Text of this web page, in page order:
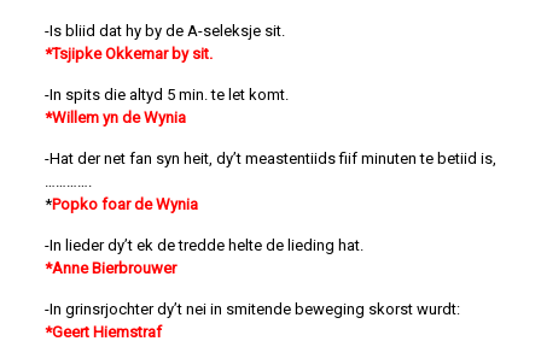
-Is bliid dat hy by de A-seleksje sit.
*Tsjipke Okkemar by sit.
-In spits die altyd 5 min. te let komt.
*Willem yn de Wynia
-Hat der net fan syn heit, dy’t meastentiids fiif minuten te betiid is,
………….
*Popko foar de Wynia
-In lieder dy’t ek de tredde helte de lieding hat.
*Anne Bierbrouwer
-In grinsrjochter dy’t nei in smitende beweging skorst wurdt:
*Geert Hiemstraf